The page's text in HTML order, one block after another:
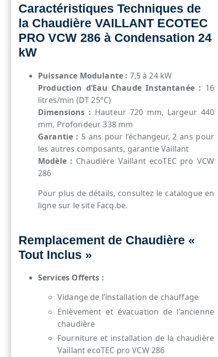
Caractéristiques Techniques de
la Chaudière VAILLANT ECOTEC
PRO VCW 286 à Condensation 24
kW
Puissance Modulante : 7,5 à 24 kW
Production d’Eau Chaude Instantanée : 16
litres/min (DT 25°C)
Dimensions : Hauteur 720 mm, Largeur 440
mm, Profondeur 338 mm
Garantie : 5 ans pour l’échangeur, 2 ans pour
les autres composants, garantie Vaillant
Modèle : Chaudière Vaillant ecoTEC pro VCW
286
Pour plus de détails, consultez le catalogue en
ligne sur le site Facq.be.
Remplacement de Chaudière «
Tout Inclus »
Services Offerts :
Vidange de l’installation de chauffage
Enlèvement et évacuation de l’ancienne
chaudière
Fourniture et installation de la chaudière
Vaillant ecoTEC pro VCW 286